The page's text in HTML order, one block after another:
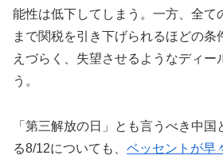
能性は低下してしまう。一方、全て
まで関税を引き下げられるほどの条
えづらく、失望させるようなディー
う。
「第三解放の日」とも言うべき中
る8/12についても、 ベッセントが早